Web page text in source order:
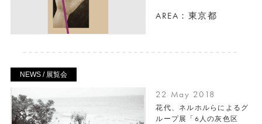
AREA：東京都
NEWS / 展覧会
22 May 2018
花代、ネルホルらによるグ
ループ展「6人の灰色区